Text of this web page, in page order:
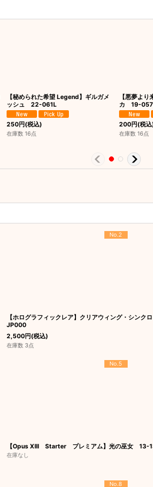
【秘められた希望 Legend】ギルガメ
ッシュ 22-061L
250円(税込)
在庫数 16点
【悪夢よ
カ 19-
200円(税
在庫数 16点
No.2
【ホログラフィックレア】クリアウィング・シン
JP000
2,500円(税込)
在庫数 3点
No.5
【Opus XIII Starter プレミアム】光の巫女 13-
在庫なし
No.8